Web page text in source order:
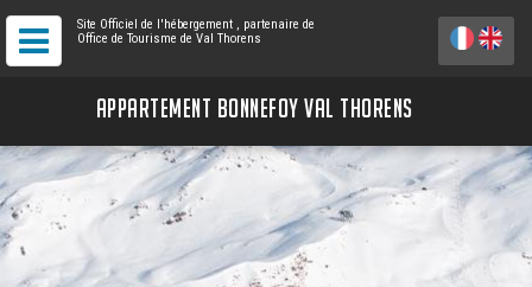
Site Officiel de l'hébergement , partenaire de
Office de Tourisme de Val Thorens
APPARTEMENT BONNEFOY VAL THORENS